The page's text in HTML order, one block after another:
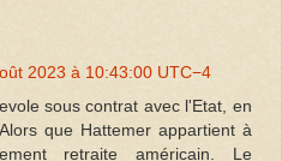
2023 à 10:43:00 UTC−4
sous contrat avec l'Etat, en
que Hattemer appartient à
retraite américain. Le